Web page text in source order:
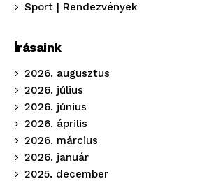
Sport | Rendezvények
Írásaink
2026. augusztus
2026. július
2026. június
2026. április
2026. március
2026. január
2025. december